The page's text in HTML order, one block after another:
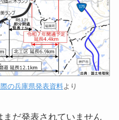
の兵庫県発表資料より
だ発表されていません